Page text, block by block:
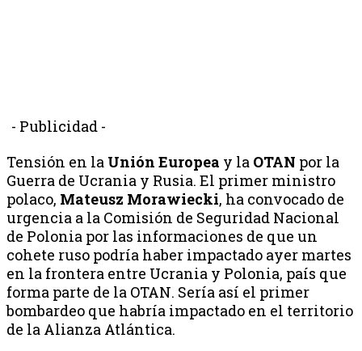
- Publicidad -
Tensión en la Unión Europea y la OTAN por la
Guerra de Ucrania y Rusia. El primer ministro
polaco, Mateusz Morawiecki, ha convocado de
urgencia a la Comisión de Seguridad Nacional
de Polonia por las informaciones de que un
cohete ruso podría haber impactado ayer martes
en la frontera entre Ucrania y Polonia, país que
forma parte de la OTAN. Sería así el primer
bombardeo que habría impactado en el territorio
de la Alianza Atlántica.